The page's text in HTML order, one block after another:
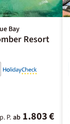
Bay
Resort
p. P. ab 1.803 €